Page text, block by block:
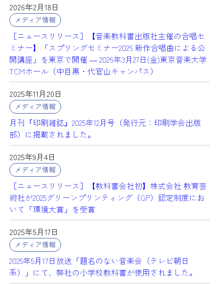
2026年2月18日
メディア情報
［ニュースリリース］【音楽教科書出版社主催の合唱セ
ミナー】「スプリングセミナー2026 新作合唱曲による公
開講座」を東京で開催 ― 2026年3月27日(金)東京音楽大学
TCMホール（中目黒・代官山キャンパス）
2025年11月20日
メディア情報
月刊『印刷雑誌』2025年12月号（発行元：印刷学会出版
部）に掲載されました。
2025年9月4日
メディア情報
［ニュースリリース］【教科書会社初】株式会社 教育芸
術社が2025グリーンプリンティング（GP）認定制度にお
いて「環境大賞」を受賞
2025年5月17日
メディア情報
2025年5月17日放送「題名のない音楽会（テレビ朝日
系）」にて、弊社の小学校教科書が使用されました。